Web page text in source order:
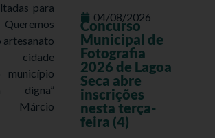
para
artesanato
cidade
município
digna”
Márcio
04/08/2026
Concurso
Municipal de
Fotografia
2026 de Lagoa
Seca abre
inscrições
nesta terça-
feira (4)